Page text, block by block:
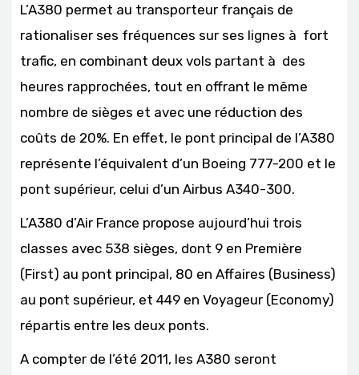
L’A380 permet au transporteur français de
rationaliser ses fréquences sur ses lignes à fort
trafic, en combinant deux vols partant à des
heures rapprochées, tout en offrant le même
nombre de sièges et avec une réduction des
coûts de 20%. En effet, le pont principal de l’A380
représente l’équivalent d’un Boeing 777-200 et le
pont supérieur, celui d’un Airbus A340-300.
L’A380 d’Air France propose aujourd’hui trois
classes avec 538 sièges, dont 9 en Première
(First) au pont principal, 80 en Affaires (Business)
au pont supérieur, et 449 en Voyageur (Economy)
répartis entre les deux ponts.
A compter de l’été 2011, les A380 seront